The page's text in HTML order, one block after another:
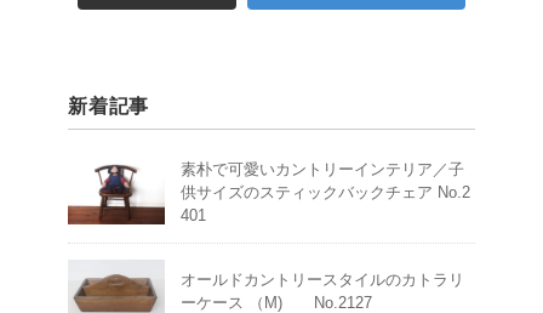
新着記事
素朴で可愛いカントリーインテリア／子
供サイズのスティックバックチェア No.2
401
オールドカントリースタイルのカトラリ
ーケース （M) No.2127